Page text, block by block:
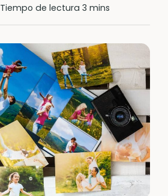
Tiempo de lectura 3 mins